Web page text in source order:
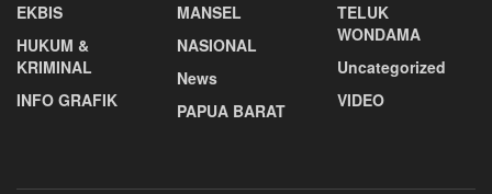
EKBIS
HUKUM &
KRIMINAL
INFO GRAFIK
MANSEL
NASIONAL
News
PAPUA BARAT
TELUK
WONDAMA
Uncategorized
VIDEO